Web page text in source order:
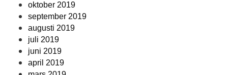
oktober 2019
september 2019
augusti 2019
juli 2019
juni 2019
april 2019